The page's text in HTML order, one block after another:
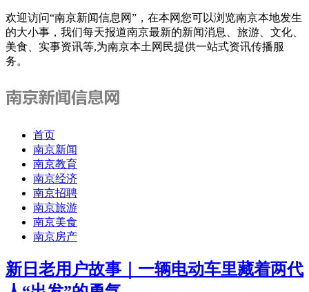
欢迎访问“南京新闻信息网”，在本网您可以浏览南京本地发生
的大小事，我们每天报道南京最新的新闻消息、旅游、文化、
美食、实事资讯等,为南京本土网民提供一站式资讯传播服
务。
首页
南京新闻
南京教育
南京经济
南京招聘
南京旅游
南京美食
南京房产
新日老用户故事｜一辆电动车里藏着两代